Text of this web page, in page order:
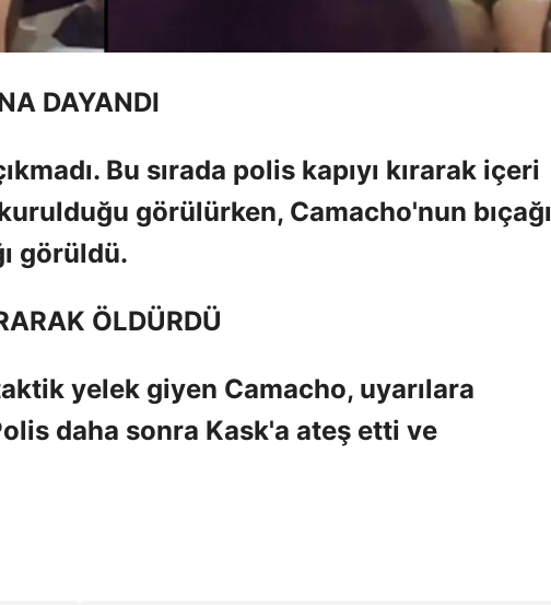
DAYANDI
Bu sırada polis kapıyı kırarak içeri
görülürken, Camacho'nun bıçağı
görüldü.
ÖLDÜRDÜ
yelek giyen Camacho, uyarılara
daha sonra Kask'a ateş etti ve